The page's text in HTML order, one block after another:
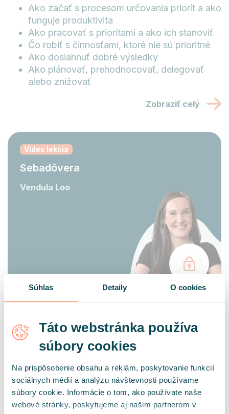
Súhlas Detaily O cookies
Táto webstránka používa
súbory cookies
Na prispôsobenie obsahu a reklám, poskytovanie funkcií
sociálnych médií a analýzu návštevnosti používame
súbory cookie. Informácie o tom, ako používate naše
webové stránky, poskytujeme aj našim partnerom v
Ako začať s procesom určovania priorít a ako
funguje produktivita
Ako pracovať s prioritami a ako ich stanoviť
Čo robiť s činnosťami, ktoré nie sú prioritné
Ako dosiahnuť dobré výsledky
Ako plánovať, prehodnocovať, delegovať
alebo znižovať
Zobraziť celý
Video lekcia
Sebadôvera
Vendula Loo
Ako súvisí sebadôvera so sebaúctou
Na akých základoch môžeme budovať
sebadôveru
Ako budovať sebadôveru
Ako sa prejavuje nízka sebadôvera a aké sú
jej hrozby
Zobraziť celý